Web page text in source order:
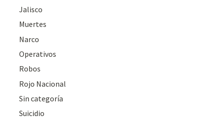
Jalisco
Muertes
Narco
Operativos
Robos
Rojo Nacional
Sin categoría
Suicidio